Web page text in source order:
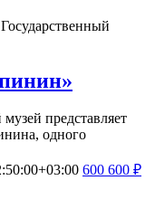
Государственный
представляет
одного
600 600 ₽